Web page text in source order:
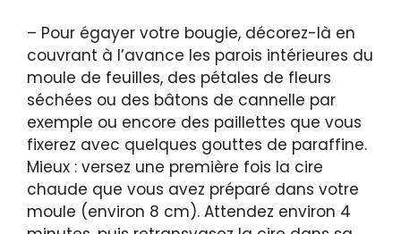
– Pour égayer votre bougie, décorez-là en
couvrant à l’avance les parois intérieures du
moule de feuilles, des pétales de fleurs
séchées ou des bâtons de cannelle par
exemple ou encore des paillettes que vous
fixerez avec quelques gouttes de paraffine.
Mieux : versez une première fois la cire
chaude que vous avez préparé dans votre
moule (environ 8 cm). Attendez environ 4